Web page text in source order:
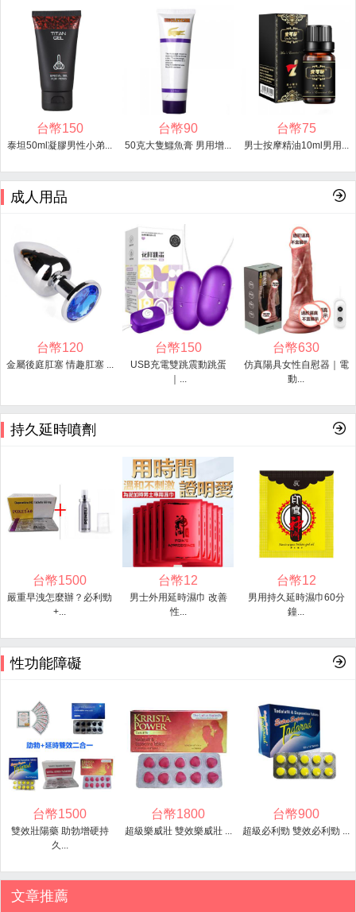
台幣150
泰坦50ml凝膠男性小弟...
台幣90
50克大隻鱷魚膏 男用增...
台幣75
男士按摩精油10ml男用...
成人用品
台幣120
金屬後庭肛塞 情趣肛塞 ...
台幣150
USB充電雙跳震動跳蛋
｜...
台幣630
仿真陽具女性自慰器｜電
動...
持久延時噴劑
台幣1500
嚴重早洩怎麼辦？必利勁
+...
台幣12
男士外用延時濕巾 改善
性...
台幣12
男用持久延時濕巾60分
鐘...
性功能障礙
台幣1500
雙效壯陽藥 助勃增硬持
久...
台幣1800
超級樂威壯 雙效樂威壯 ...
台幣900
超級必利勁 雙效必利勁 ...
文章推薦